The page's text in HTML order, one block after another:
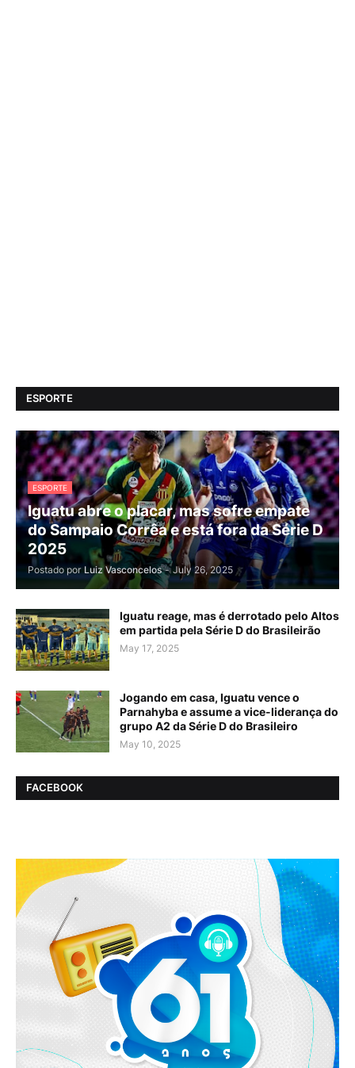
ESPORTE
ESPORTE
Iguatu abre o placar, mas sofre empate
do Sampaio Corrêa e está fora da Série D
2025
Postado por Luiz Vasconcelos - July 26, 2025
Iguatu reage, mas é derrotado pelo Altos
em partida pela Série D do Brasileirão
May 17, 2025
Jogando em casa, Iguatu vence o
Parnahyba e assume a vice-liderança do
grupo A2 da Série D do Brasileiro
May 10, 2025
FACEBOOK